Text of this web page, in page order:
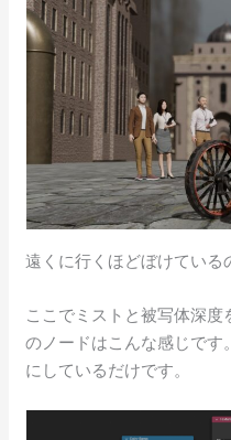
遠くに行くほどぼけている
ここでミストと被写体深
のノードはこんな感じで
にしているだけです。